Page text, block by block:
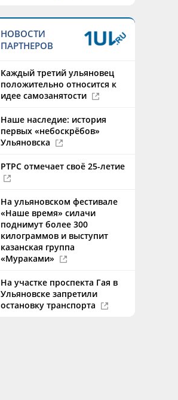
НОВОСТИ
ПАРТНЕРОВ
Каждый третий ульяновец
положительно относится к
идее самозанятости
Наше наследие: история
первых «небоскрёбов»
Ульяновска
РТРС отмечает своё 25-летие
На ульяновском фестивале
«Наше время» силачи
поднимут более 300
килограммов и выступит
казанская группа
«Мураками»
На участке проспекта Гая в
Ульяновске запретили
остановку транспорта